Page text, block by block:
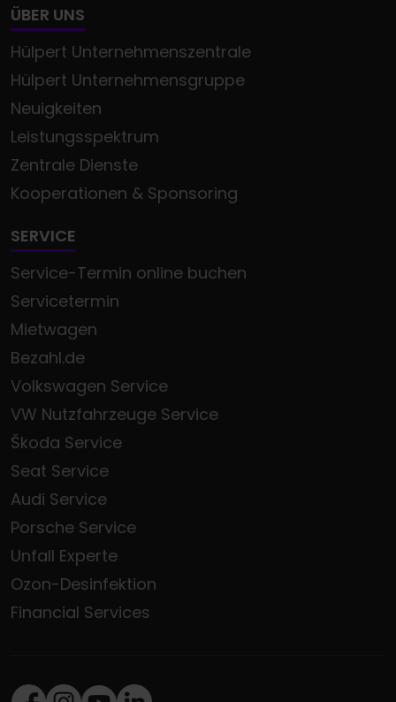
ÜBER UNS
Hülpert Unternehmenszentrale
Hülpert Unternehmensgruppe
Neuigkeiten
Leistungsspektrum
Zentrale Dienste
Kooperationen & Sponsoring
SERVICE
Service-Termin online buchen
Servicetermin
Mietwagen
Bezahl.de
Volkswagen Service
VW Nutzfahrzeuge Service
Škoda Service
Seat Service
Audi Service
Porsche Service
Unfall Experte
Ozon-Desinfektion
Financial Services